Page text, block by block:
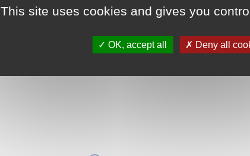
This site uses cookies and gives you
OK, accept all Deny all